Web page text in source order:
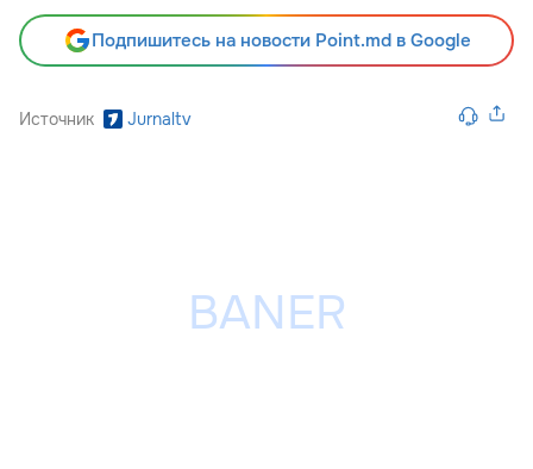
Подпишитесь на новости Point.md в Google
Источник Jurnaltv